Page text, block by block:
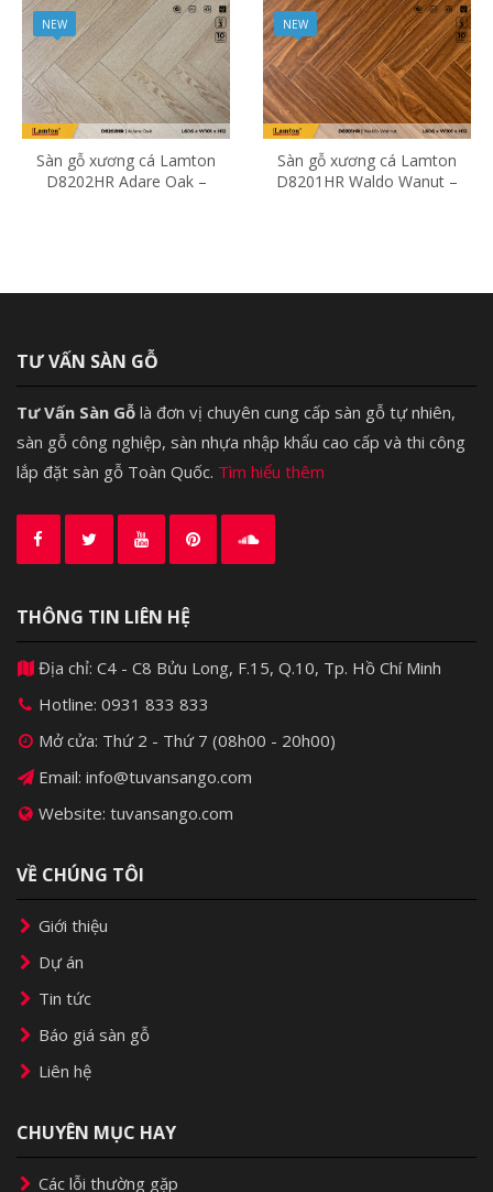
NEW
Sàn gỗ xương cá Lamton
D8202HR Adare Oak –
NEW
Sàn gỗ xương cá Lamton
D8201HR Waldo Wanut –
TƯ VẤN SÀN GỖ
Tư Vấn Sàn Gỗ là đơn vị chuyên cung cấp sàn gỗ tự nhiên,
sàn gỗ công nghiệp, sàn nhựa nhập khẩu cao cấp và thi công
lắp đặt sàn gỗ Toàn Quốc. Tìm hiểu thêm
THÔNG TIN LIÊN HỆ
Địa chỉ: C4 - C8 Bửu Long, F.15, Q.10, Tp. Hồ Chí Minh
Hotline: 0931 833 833
Mở cửa: Thứ 2 - Thứ 7 (08h00 - 20h00)
Email: info@tuvansango.com
Website: tuvansango.com
VỀ CHÚNG TÔI
Giới thiệu
Dự án
Tin tức
Báo giá sàn gỗ
Liên hệ
CHUYÊN MỤC HAY
Các lỗi thường gặp